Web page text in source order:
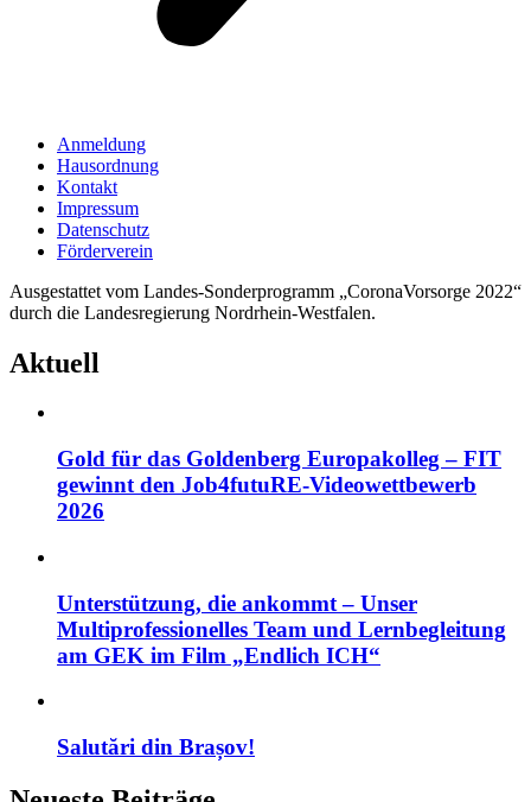
Anmeldung
Hausordnung
Kontakt
Impressum
Datenschutz
Förderverein
Ausgestattet vom Landes-Sonderprogramm „CoronaVorsorge 2022“
durch die Landesregierung Nordrhein-Westfalen.
Aktuell
Gold für das Goldenberg Europakolleg – FIT
gewinnt den Job4futuRE-Videowettbewerb
2026
Unterstützung, die ankommt – Unser
Multiprofessionelles Team und Lernbegleitung
am GEK im Film „Endlich ICH“
Salutări din Brașov!